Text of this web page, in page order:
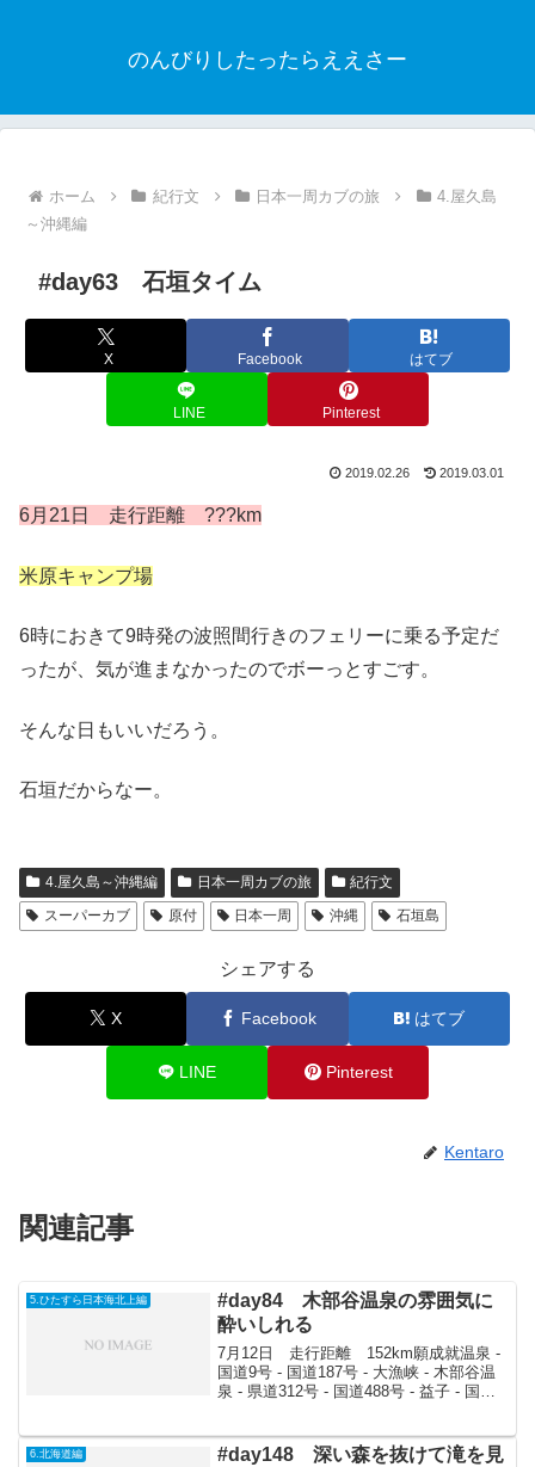
のんびりしたったらええさー
ホーム 紀行文 日本一周カブの旅
4.屋久島
～沖縄編
#day63 石垣タイム
X Facebook はてブ
LINE Pinterest
2019.02.26 2019.03.01
6月21日 走行距離 ???km
米原キャンプ場
6時におきて9時発の波照間行きのフェリーに乗る予定だ
ったが、気が進まなかったのでボーっとすごす。
そんな日もいいだろう。
石垣だからなー。
4.屋久島～沖縄編 日本一周カブの旅
紀行文
スーパーカブ
原付 日本一周 沖縄 石垣島
シェアする
X Facebook はてブ
LINE Pinterest
Kentaro
関連記事
5.ひたすら日本海北上編
#day84 木部谷温泉の雰囲気に
酔いしれる
7月12日 走行距離 152km願成就温泉 -
国道9号 - 国道187号 - 大漁峡 - 木部谷温
泉 - 県道312号 - 国道488号 - 益子 - 国道9
6.北海道編
#day148 深い森を抜けて滝を見